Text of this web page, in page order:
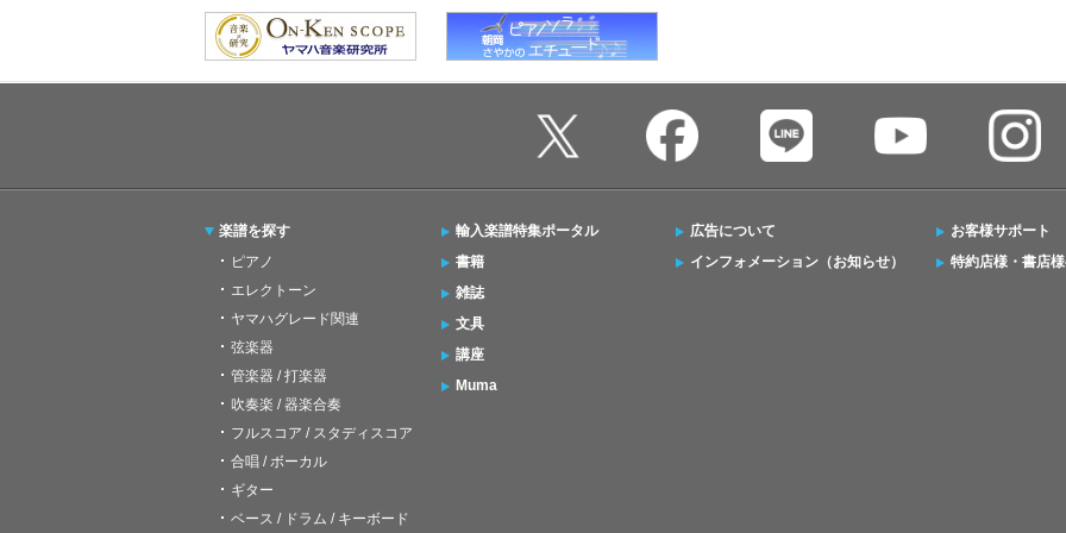
楽譜を探す
ピアノ
エレクトーン
ヤマハグレード関連
弦楽器
管楽器 / 打楽器
吹奏楽 / 器楽合奏
フルスコア / スタディスコア
合唱 / ボーカル
ギター
ベース / ドラム / キーボード
輸入楽譜特集ポータル
書籍
雑誌
文具
講座
Muma
広告について
インフォメーション（お知らせ）
お客様サポート
特約店様・書店